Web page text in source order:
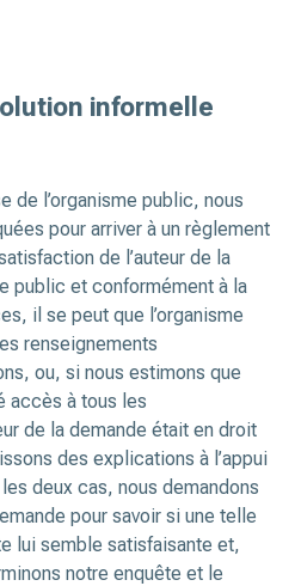
informelle
de l’organisme public, nous
pour arriver à un règlement
de l’auteur de la
public et conformément à la
il se peut que l’organisme
renseignements
ou, si nous estimons que
accès à tous les
de la demande était en droit
des explications à l’appui
deux cas, nous demandons
pour savoir si une telle
lui semble satisfaisante et,
notre enquête et le